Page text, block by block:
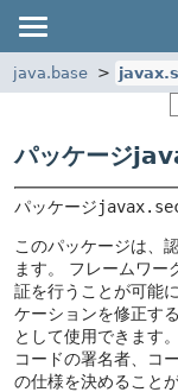
java.base
パッケージ
パッケージ
このパッケージは、
ます。
フレームワー
証を行うことが可能
ケーションを修正す
として使用できます。
コードの署名者、コ
の仕様を決めること